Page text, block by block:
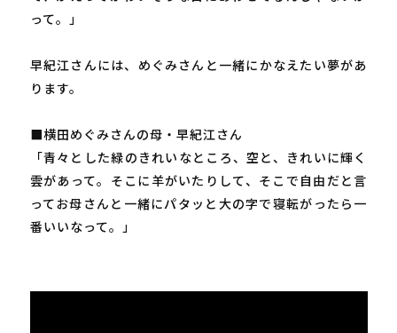
って。」
早紀江さんには、めぐみさんと一緒にかなえたい夢があ
ります。
■横田めぐみさんの母・早紀江さん
「青々とした緑のきれいなところ、空と、きれいに輝く
雲があって。そこに羊がいたりして、そこで自由だと言
ってお母さんと一緒にパタッと大の字で寝転がったら一
番いいなって。」